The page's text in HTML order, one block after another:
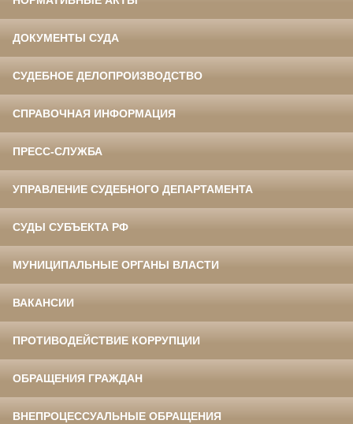
ДОКУМЕНТЫ СУДА
СУДЕБНОЕ ДЕЛОПРОИЗВОДСТВО
СПРАВОЧНАЯ ИНФОРМАЦИЯ
ПРЕСС-СЛУЖБА
УПРАВЛЕНИЕ СУДЕБНОГО ДЕПАРТАМЕНТА
СУДЫ СУБЪЕКТА РФ
МУНИЦИПАЛЬНЫЕ ОРГАНЫ ВЛАСТИ
ВАКАНСИИ
ПРОТИВОДЕЙСТВИЕ КОРРУПЦИИ
ОБРАЩЕНИЯ ГРАЖДАН
ВНЕПРОЦЕССУАЛЬНЫЕ ОБРАЩЕНИЯ